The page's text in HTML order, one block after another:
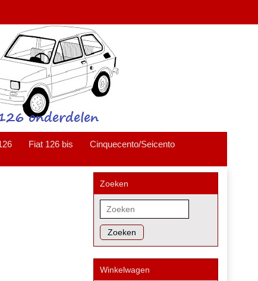
Fiat 126 bis
Cinquecento/Seicento
Zoeken
Zoeken
Winkelwagen